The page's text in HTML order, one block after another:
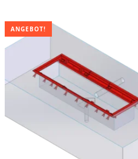
3.285,00 €
ANGEBOT!